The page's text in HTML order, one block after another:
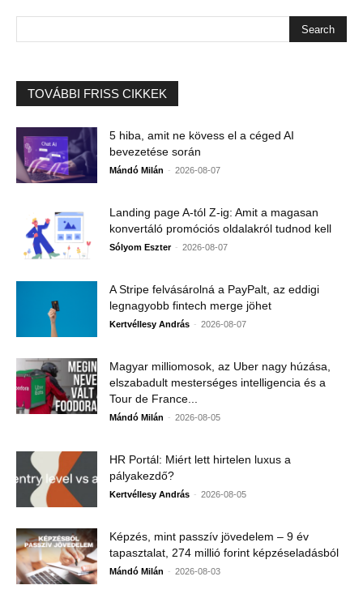
TOVÁBBI FRISS CIKKEK
5 hiba, amit ne kövess el a céged AI
bevezetése során
Mándó Milán - 2026-08-07
Landing page A-tól Z-ig: Amit a magasan
konvertáló promóciós oldalakról tudnod kell
Sólyom Eszter - 2026-08-07
A Stripe felvásárolná a PayPalt, az eddigi
legnagyobb fintech merge jöhet
Kertvéllesy András - 2026-08-07
Magyar milliomosok, az Uber nagy húzása,
elszabadult mesterséges intelligencia és a
Tour de France...
Mándó Milán - 2026-08-05
HR Portál: Miért lett hirtelen luxus a
pályakezdő?
Kertvéllesy András - 2026-08-05
Képzés, mint passzív jövedelem – 9 év
tapasztalat, 274 millió forint képzéseladásból
Mándó Milán - 2026-08-03